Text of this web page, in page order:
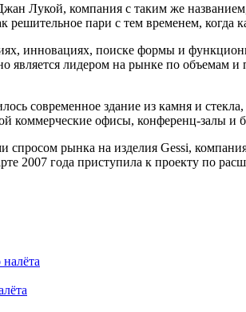
Лукой, компания с таким же
пари с тем временем, когда
инновациях, поиске формы и
является лидером на рынке по объемам
современное здание из камня и
коммерческие офисы, конференц-залы
рынка на изделия Gessi,
2007 года приступила к проекту по